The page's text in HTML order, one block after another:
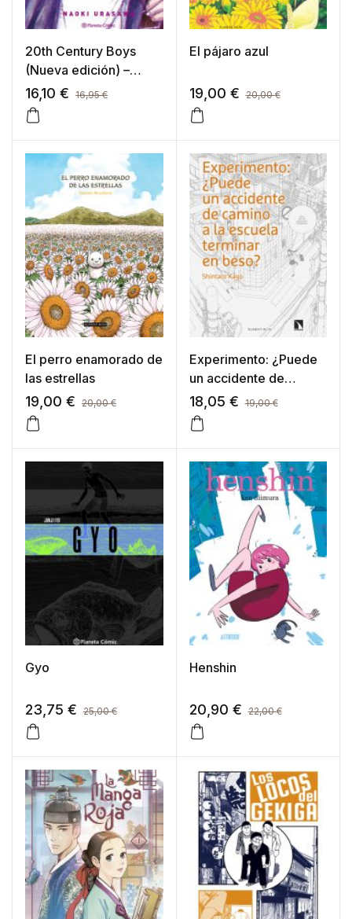
20th Century Boys
(Nueva edición) –
tomo 011
16,10 € 16,95€
El pájaro azul
19,00 € 20,00€
El perro enamorado de
las estrellas
19,00 € 20,00€
Experimento: ¿Puede
un accidente de
camino a la escuela
terminar en beso?
18,05 € 19,00€
Gyo
23,75 € 25,00€
Henshin
20,90 € 22,00€